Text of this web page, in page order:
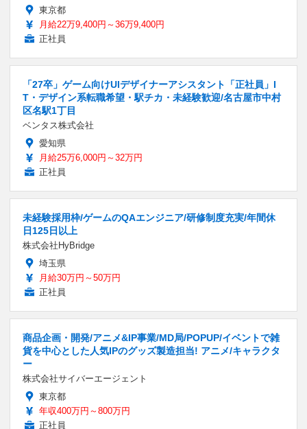
東京都
月給22万9,400円～36万9,400円
正社員
「27卒」ゲーム向けUIデザイナーアシスタント「正社員」I
T・デザイン系転職希望・駅チカ・未経験歓迎/名古屋市中村
区名駅1丁目
ベンタス株式会社
愛知県
月給25万6,000円～32万円
正社員
未経験採用枠/ゲームのQAエンジニア/研修制度充実/年間休
日125日以上
株式会社HyBridge
埼玉県
月給30万円～50万円
正社員
商品企画・開発/アニメ&IP事業/MD局/POPUP/イベントで雑
貨を中心とした人気IPのグッズ製造担当! アニメ/キャラクタ
ー
株式会社サイバーエージェント
東京都
年収400万円～800万円
正社員